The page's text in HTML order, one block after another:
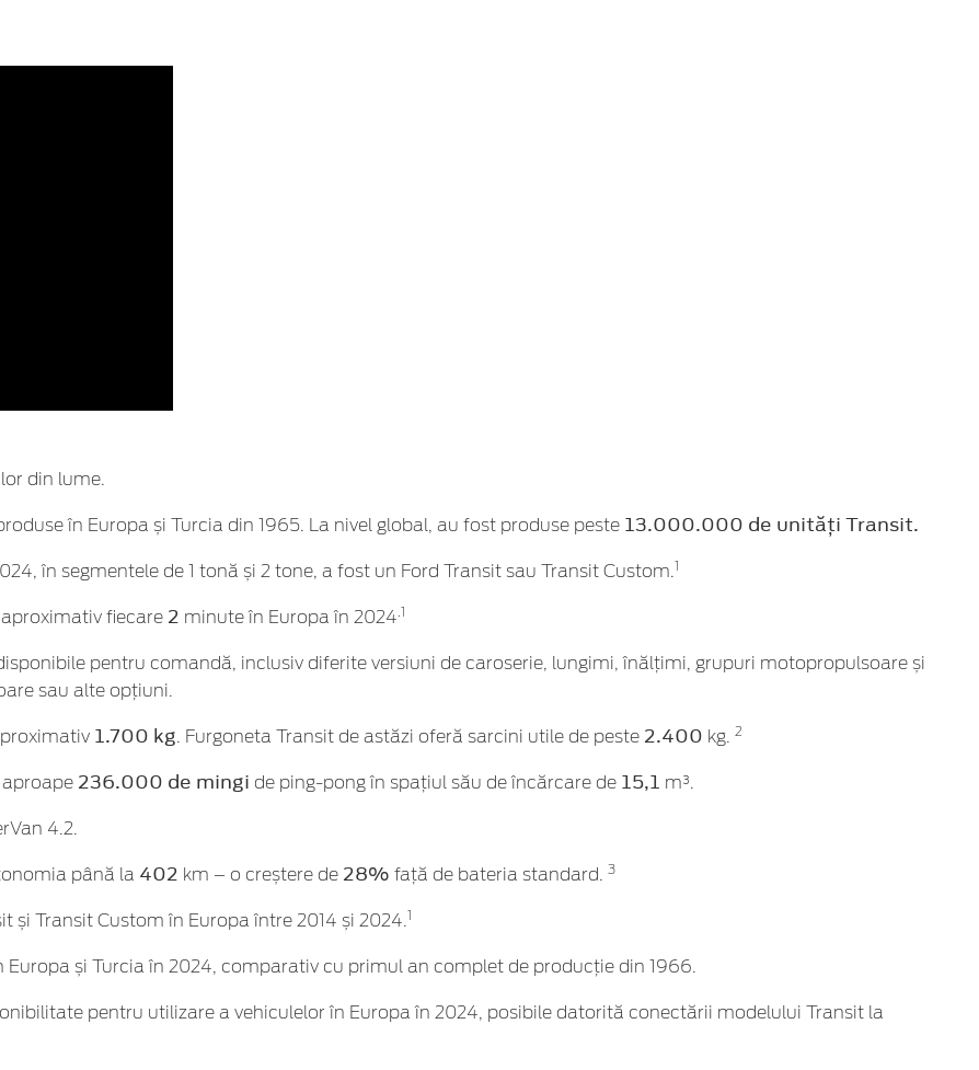
din lume.
în Europa și Turcia din 1965. La nivel global, au fost produse peste 13.000.000 de unități Transit.
în segmentele de 1 tonă și 2 tone, a fost un Ford Transit sau Transit Custom.1
fiecare 2 minute în Europa în 2024 .1
pentru comandă, inclusiv diferite versiuni de caroserie, lungimi, înălțimi, grupuri motopropulsoare și
sau alte opțiuni.
1.700 kg. Furgoneta Transit de astăzi oferă sarcini utile de peste 2.400 kg. 2
236.000 de mingi de ping-pong în spațiul său de încărcare de 15,1 m³.
4.2.
până la 402 km – o creștere de 28% față de bateria standard. 3
și Transit Custom în Europa între 2014 și 2024.1
și Turcia în 2024, comparativ cu primul an complet de producție din 1966.
pentru utilizare a vehiculelor în Europa în 2024, posibile datorită conectării modelului Transit la